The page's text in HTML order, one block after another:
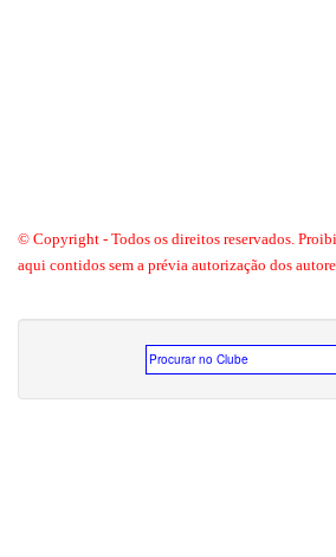
© Copyright - Todos os direitos reservados.
aqui contidos sem a prévia autorização dos